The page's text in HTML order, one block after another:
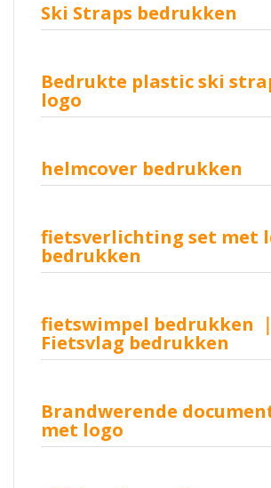
Ski Straps bedrukken
Bedrukte plastic ski
logo
helmcover bedrukken
fietsverlichting set met
bedrukken
fietswimpel bedrukken ｜
Fietsvlag bedrukken
Brandwerende
met logo